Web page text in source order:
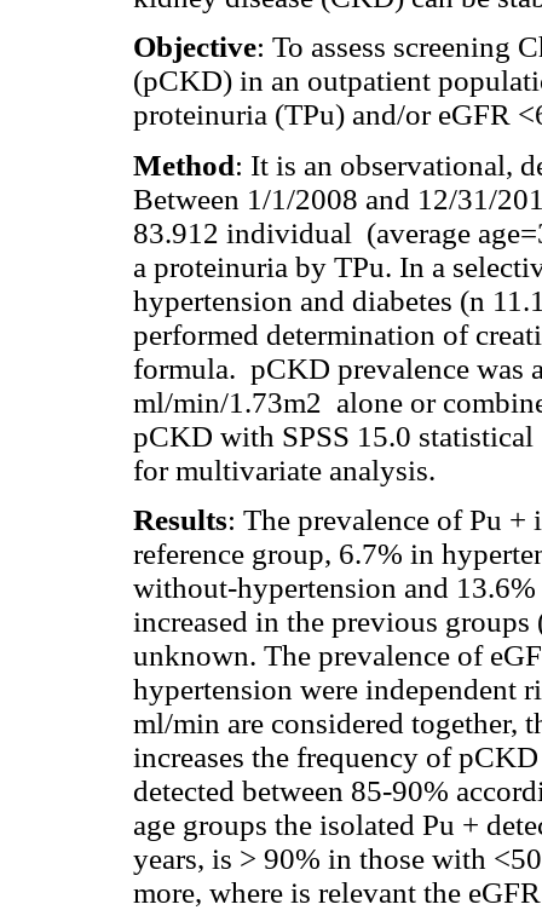
Objective: To assess screening
(pCKD) in an outpatient
proteinuria (TPu) and/or eGFR
Method: It is an observational,
Between 1/1/2008 and 12/31/
83.912 individual (average
a proteinuria by TPu. In a
hypertension and diabetes (n
performed determination of
formula. pCKD prevalence was
ml/min/1.73m2 alone or
pCKD with SPSS 15.0
for multivariate analysis.
Results: The prevalence of Pu
reference group, 6.7% in
without-hypertension and
increased in the previous
unknown. The prevalence of
hypertension were independent
ml/min are considered together,
increases the frequency of
detected between 85-90%
age groups the isolated Pu +
years, is > 90% in those with
more, where is relevant the